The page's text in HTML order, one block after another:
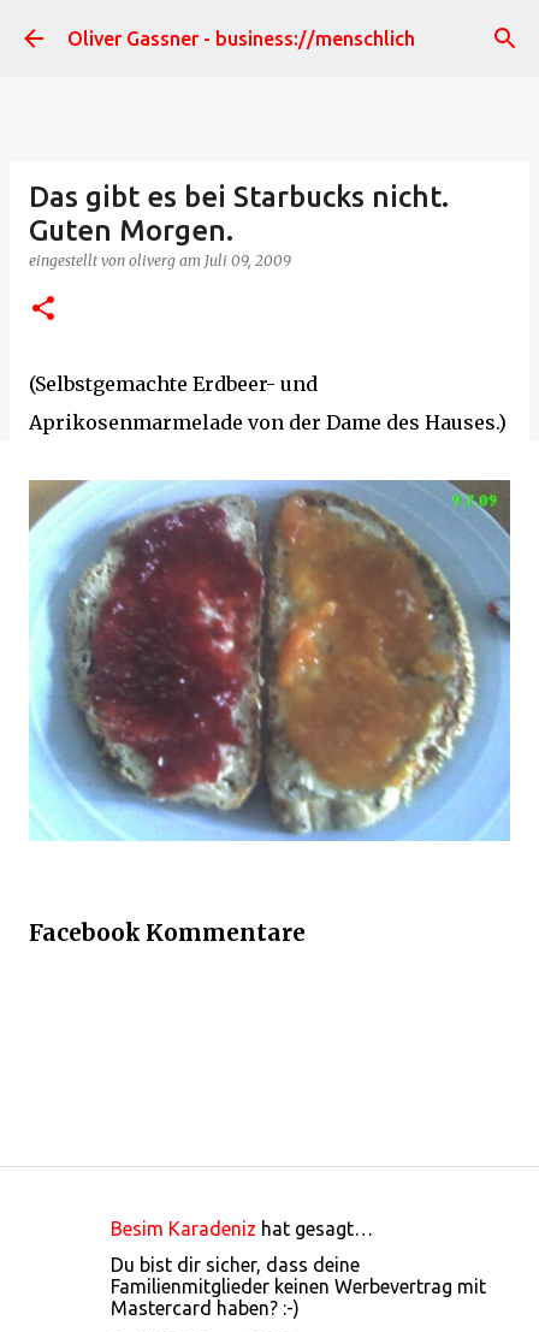
Direkt zum Hauptbereich
Oliver Gassner - business://menschlich
Das gibt es bei Starbucks nicht.
Guten Morgen.
eingestellt von oliverg am Juli 09, 2009
(Selbstgemachte Erdbeer- und
Aprikosenmarmelade von der Dame des Hauses.)
Facebook Kommentare
Besim Karadeniz hat gesagt…
Du bist dir sicher, dass deine
Familienmitglieder keinen Werbevertrag mit
Mastercard haben? :-)